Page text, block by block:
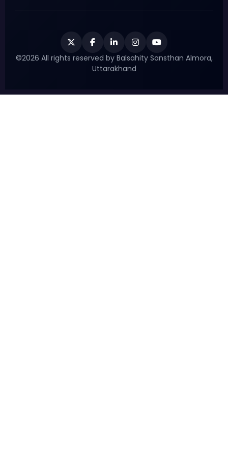
©2026 All rights reserved by Balsahity Sansthan Almora,
Uttarakhand